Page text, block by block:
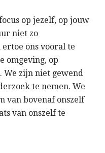
op jezelf, op jouw
niet zo
ons vooral te
omgeving, op
We zijn niet gewend
te nemen. We
van bovenaf onszelf
van onszelf te